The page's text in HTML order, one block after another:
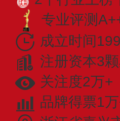
专业​评测
成立时间
注册资本3
关注度2万+
品牌得票1